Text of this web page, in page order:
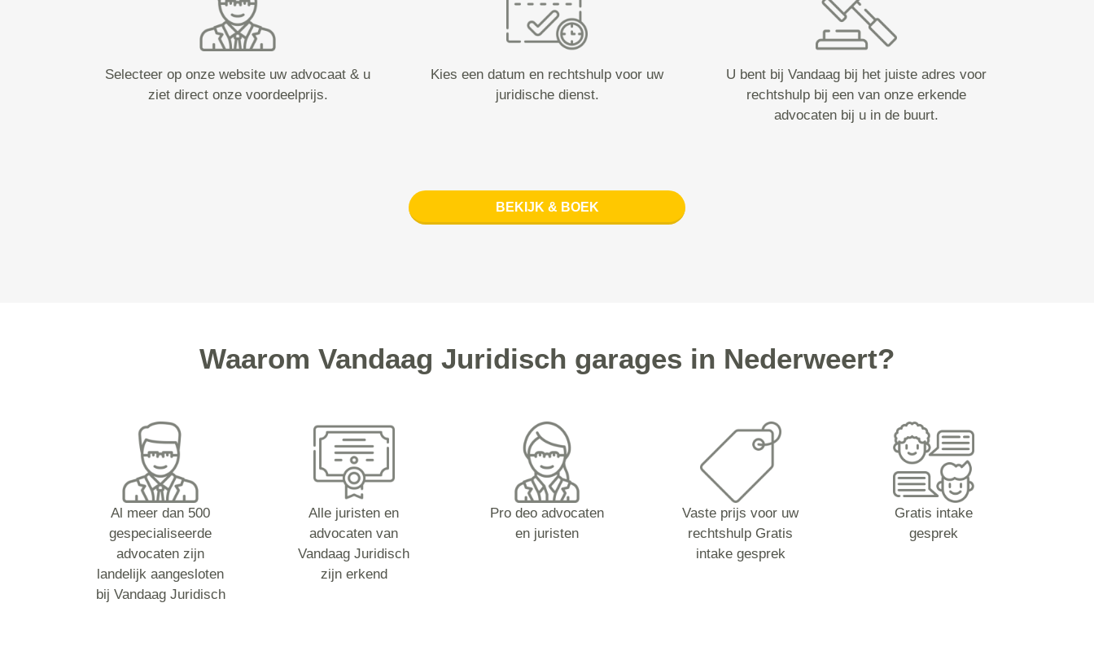
Selecteer op onze website uw advocaat & u
ziet direct onze voordeelprijs.
Kies een datum en rechtshulp voor uw
juridische dienst.
U bent bij Vandaag bij het juiste adres voor
rechtshulp bij een van onze erkende
advocaten bij u in de buurt.
BEKIJK & BOEK
Waarom Vandaag Juridisch garages in Nederweert?
Al meer dan 500
gespecialiseerde
advocaten zijn
landelijk aangesloten
bij Vandaag Juridisch
Alle juristen en
advocaten van
Vandaag Juridisch
zijn erkend
Pro deo advocaten
en juristen
Vaste prijs voor uw
rechtshulp Gratis
intake gesprek
Gratis intake
gesprek